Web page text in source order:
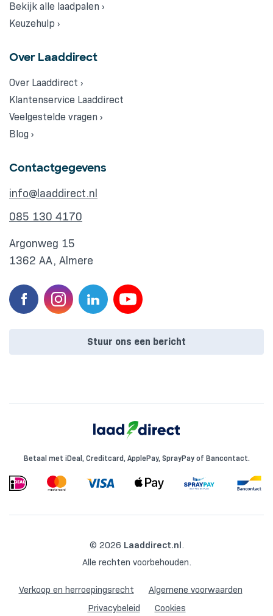
Bekijk alle laadpalen ›
Keuzehulp ›
Over Laaddirect
Over Laaddirect ›
Klantenservice Laaddirect
Veelgestelde vragen ›
Blog ›
Contactgegevens
info@laaddirect.nl
085 130 4170
Argonweg 15
1362 AA, Almere
Stuur ons een bericht
Betaal met iDeal, Creditcard, ApplePay, SprayPay of Bancontact.
© 2026 Laaddirect.nl.
Alle rechten voorbehouden.
Verkoop en herroepingsrecht
Algemene voorwaarden
Privacybeleid
Cookies